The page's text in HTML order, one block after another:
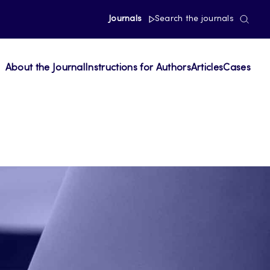
Journals Search the journals
About the Journal Instructions for AuthorsArticlesCases